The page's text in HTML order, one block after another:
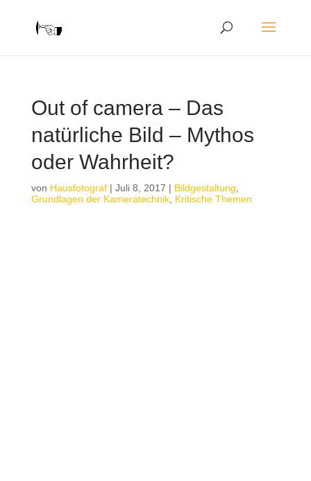
Out of camera – Das
natürliche Bild – Mythos
oder Wahrheit?
von Hausfotograf| Juli 8, 2017 | Bildgestaltung
Grundlagen der Kameratechnik, Kritische Themen